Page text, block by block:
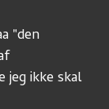
"den
jeg ikke skal